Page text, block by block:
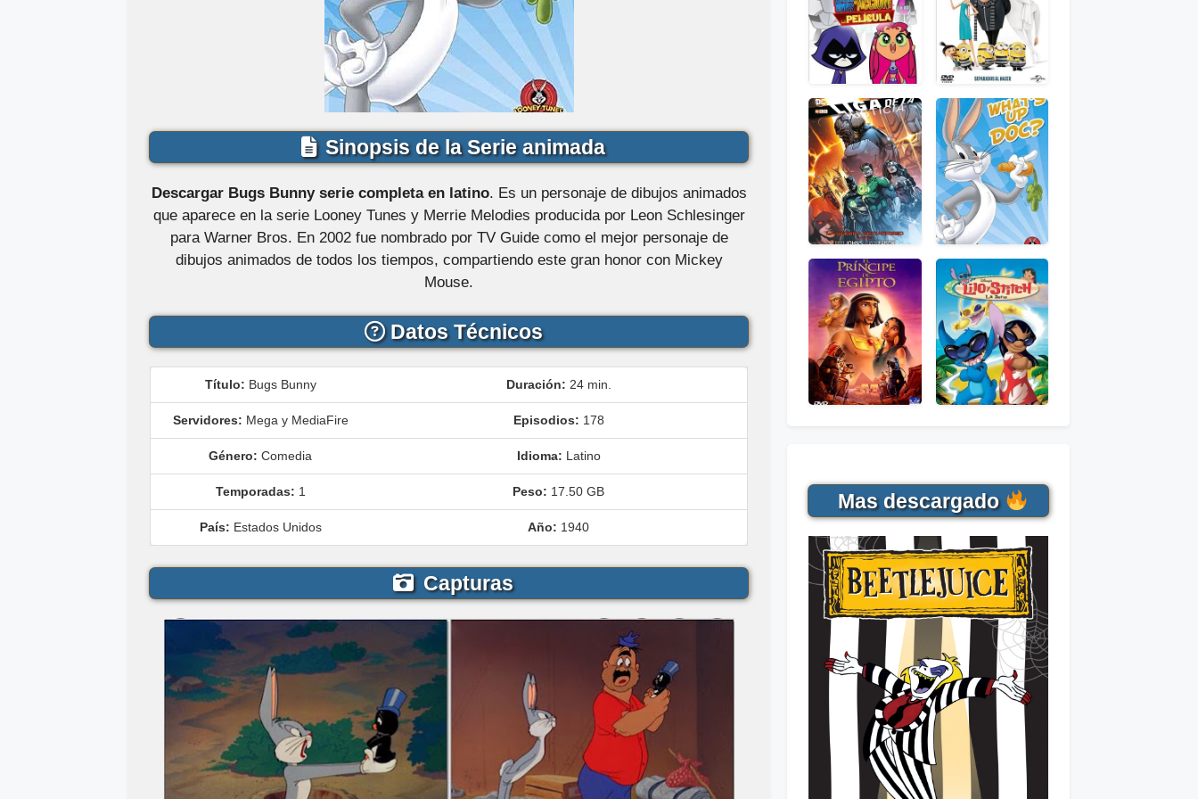
Sinopsis de la Serie animada
Descargar Bugs Bunny serie completa en latino. Es un personaje de dibujos animados
que aparece en la serie Looney Tunes y Merrie Melodies producida por Leon Schlesinger
para Warner Bros. En 2002 fue nombrado por TV Guide como el mejor personaje de
dibujos animados de todos los tiempos, compartiendo este gran honor con Mickey
Mouse.
Datos Técnicos
Título: Bugs Bunny Duración: 24 min.
Servidores: Mega y MediaFire Episodios: 178
Género: Comedia Idioma: Latino
Temporadas: 1 Peso: 17.50 GB
País: Estados Unidos Año: 1940
Capturas
Mas descargado